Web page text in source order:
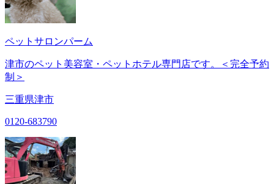
ペットサロンパーム
津市のペット美容室・ペットホテル専門店です。＜完全予約
制＞
三重県津市
0120-683790